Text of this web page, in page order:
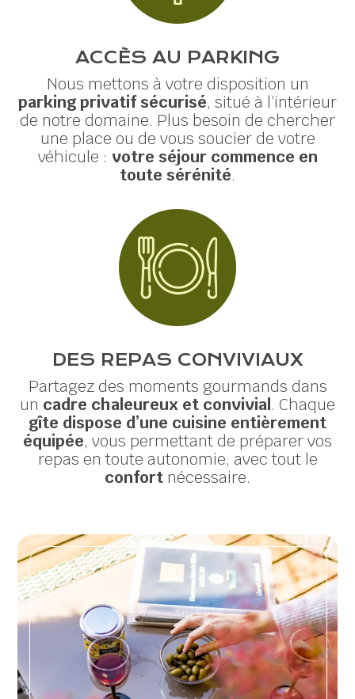
ACCÈS AU PARKING
Nous mettons à votre disposition un
parking privatif sécurisé, situé à l’intérieur
de notre domaine. Plus besoin de chercher
une place ou de vous soucier de votre
véhicule : votre séjour commence en
toute sérénité.
DES REPAS CONVIVIAUX
Partagez des moments gourmands dans
un cadre chaleureux et convivial. Chaque
gîte dispose d’une cuisine entièrement
équipée, vous permettant de préparer vos
repas en toute autonomie, avec tout le
confort nécessaire.